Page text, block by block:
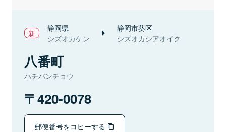
静岡県
シズオカケン
静岡市葵区
シズオカシアオイク
八番町
ハチバンチョウ
420-0078
郵便番号をコピーする